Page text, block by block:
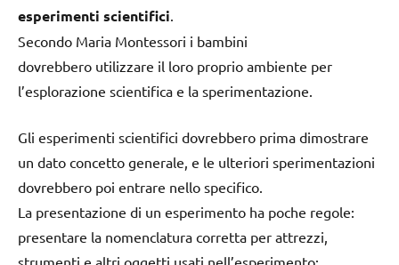
esperimenti scientifici
Secondo Maria Montessori i bambini
dovrebbero utilizzare il loro proprio ambiente per
l’esplorazione scientifica e la sperimentazione.
Gli esperimenti scientifici dovrebbero prima dimostrare
un dato concetto generale, e le ulteriori sperimentazioni
dovrebbero poi entrare nello specifico.
La presentazione di un esperimento ha poche regole:
presentare la nomenclatura corretta per attrezzi,
strumenti e altri oggetti usati nell’esperimento;